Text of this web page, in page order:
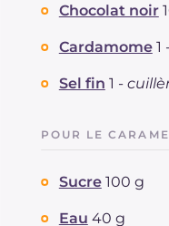
Chocolat noir
Cardamome 1
Sel fin 1 -
POUR LE
Sucre 100 g
Eau 40 g